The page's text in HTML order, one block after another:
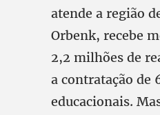
atende a região
Orbenk, recebe
2,2 milhões de
a contratação de
educacionais.